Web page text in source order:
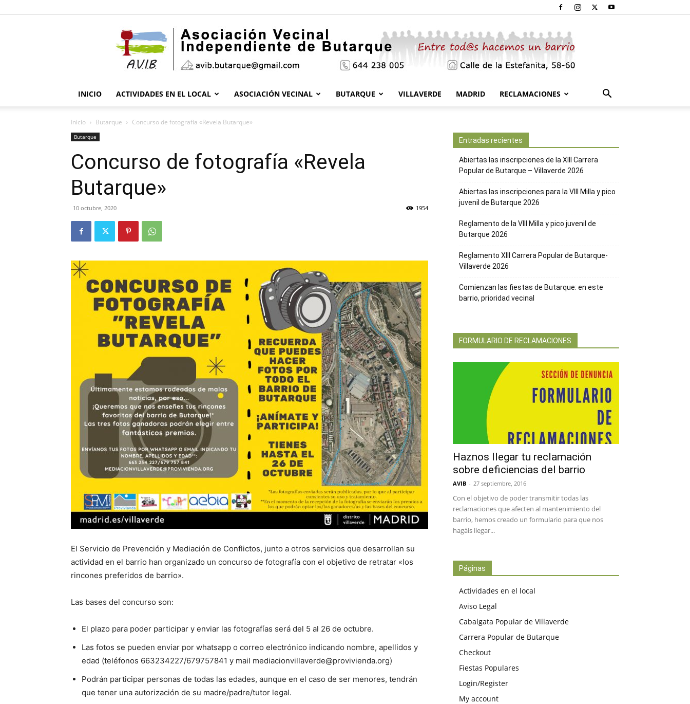
Vecinal
de
Butarque
INICIO ACTIVIDADES EN EL LOCAL ASOCIACIÓN VECINAL BUTARQUE VILLAVERDE MADRID RECLAMACIONES
Inicio Butarque Concurso de fotografía «Revela Butarque»
Butarque
Concurso de fotografía «Revela
Butarque»
10 octubre, 2020 1954
El Servicio de Prevención y Mediación de Conflictos, junto a otros servicios que desarrollan su
actividad en el barrio han organizado un concurso de fotografía con el objetivo de retratar «los
rincones preferidos de barrio».
Las bases del concurso son:
El plazo para poder participar y enviar las fotografías será del 5 al 26 de octubre.
Las fotos se pueden enviar por whatsapp o correo electrónico indicando nombre, apellidos y
edad (teléfonos 663234227/679757841 y mail mediacionvillaverde@provivienda.org)
Podrán participar personas de todas las edades, aunque en el caso de ser menores, tendrán
que tener una autorización de su madre/padre/tutor legal.
Entradas recientes
Abiertas las inscripciones de la XIII Carrera
Popular de Butarque – Villaverde 2026
Abiertas las inscripciones para la VIII Milla y pico
juvenil de Butarque 2026
Reglamento de la VIII Milla y pico juvenil de
Butarque 2026
Reglamento XIII Carrera Popular de Butarque-
Villaverde 2026
Comienzan las fiestas de Butarque: en este
barrio, prioridad vecinal
FORMULARIO DE RECLAMACIONES
Haznos llegar tu reclamación
sobre deficiencias del barrio
AVIB - 27 septiembre, 2016
Con el objetivo de poder transmitir todas las
reclamaciones que afecten al mantenimiento del
barrio, hemos creado un formulario para que nos
hagáis llegar...
Páginas
Actividades en el local
Aviso Legal
Cabalgata Popular de Villaverde
Carrera Popular de Butarque
Checkout
Fiestas Populares
Login/Register
My account